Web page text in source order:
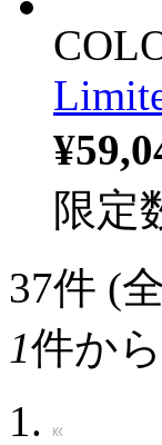
限定
37件 (
1件から